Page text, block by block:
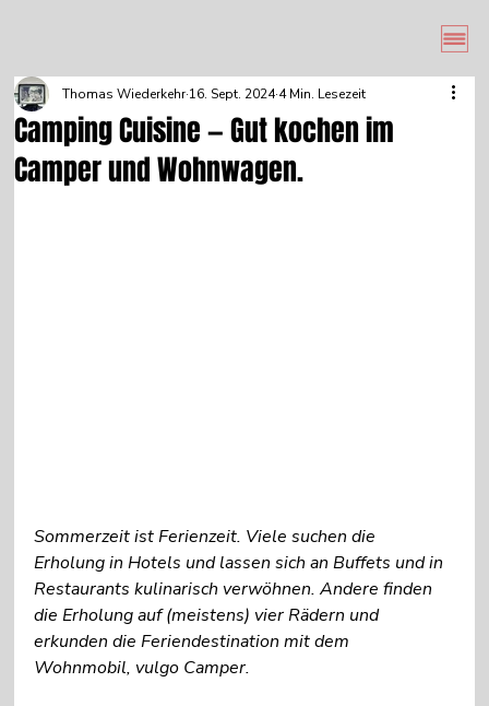
Camping Cuisine — Gut kochen im
Camper und Wohnwagen.
Thomas Wiederkehr 16. Sept. 2024 4 Min. Lesezeit
Sommerzeit ist Ferienzeit. Viele suchen die
Erholung in Hotels und lassen sich an Buffets und in
Restaurants kulinarisch verwöhnen. Andere finden
die Erholung auf (meistens) vier Rädern und
erkunden die Feriendestination mit dem
Wohnmobil, vulgo Camper.